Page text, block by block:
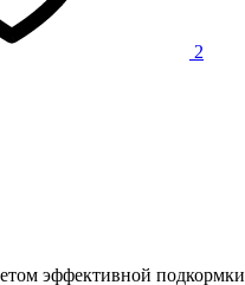
2
эффективной подкормки